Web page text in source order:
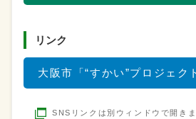
リンク
大阪市「“すかい”プロジェク
SNSリンクは別ウィンドウで開き